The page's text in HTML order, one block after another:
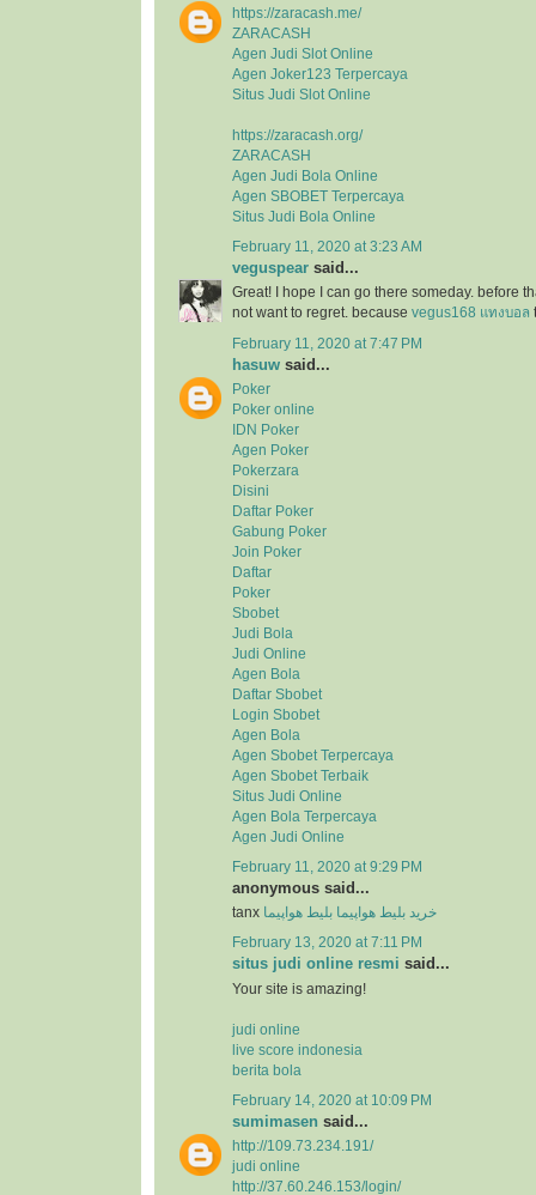
https://zaracash.me/
ZARACASH
Agen Judi Slot Online
Agen Joker123 Terpercaya
Situs Judi Slot Online
https://zaracash.org/
ZARACASH
Agen Judi Bola Online
Agen SBOBET Terpercaya
Situs Judi Bola Online
February 11, 2020 at 3:23 AM
veguspear said...
Great! I hope I can go there someday. before
not want to regret. because vegus168 แทงบอล
February 11, 2020 at 7:47 PM
hasuw said...
Poker
Poker online
IDN Poker
Agen Poker
Pokerzara
Disini
Daftar Poker
Gabung Poker
Join Poker
Daftar
Poker
Sbobet
Judi Bola
Judi Online
Agen Bola
Daftar Sbobet
Login Sbobet
Agen Bola
Agen Sbobet Terpercaya
Agen Sbobet Terbaik
Situs Judi Online
Agen Bola Terpercaya
Agen Judi Online
February 11, 2020 at 9:29 PM
anonymous said...
tanx خرید بلیط هواپیما بلیط هواپیما
February 13, 2020 at 7:11 PM
situs judi online resmi said...
Your site is amazing!
judi online
live score indonesia
berita bola
February 14, 2020 at 10:09 PM
sumimasen said...
http://109.73.234.191/
judi online
http://37.60.246.153/login/